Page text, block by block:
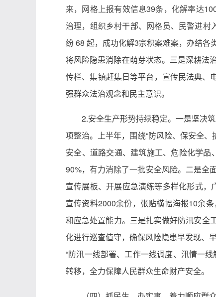
来，网格上报有效信息39条，化解率达
治理，组织乡村干部、网格员、民警进村
纷 68 起，成功化解3宗积案难案，办结各
将风险隐患消除在萌芽状态。三是深耕法
传栏、集镇赶集日等平台，宣传民法典、
强群众法治观念和民主意识。
2.安全生产形势持续稳定。一是坚决
项整治。上半年，围绕“防风险、保安全
安全、道路交通、建筑施工、危险化学
90%，有力消除了一批安全风险。二是全
宣传展板、开展应急演练等多样化形式
宣传资料2000余份，张贴横幅海报10余
和应急处置能力。三是扎实做好防汛安全
化进行巡查值守，确保风险隐患早发现、
“防汛一线部署、工作一线调度、汛情一
转移，全力保障人民群众生命财产安全。